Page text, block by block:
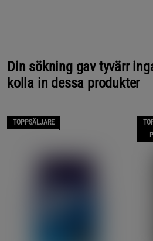
Din sökning gav tyvärr
kolla in dessa produkter
TOPPSÄLJARE